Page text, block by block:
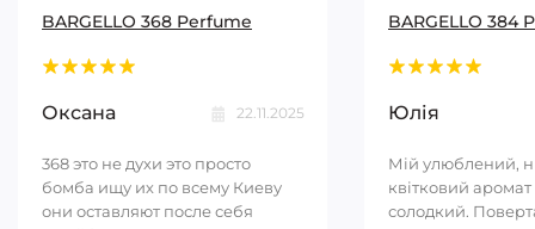
BARGELLO 368 Perfume
Оксана 22.11.2025
368 это не духи это просто
бомба ищу их по всему Киеву
они оставляют после себя
BARGELLO 384
Юлія
Мій улюблений,
квітковий аромат
солодкий.